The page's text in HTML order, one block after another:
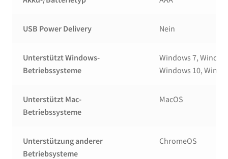
USB Power Delivery Nein
Unterstützt Windows-
Betriebssysteme
Windows 7,
Windows 10,
Unterstützt Mac-
Betriebssysteme
MacOS
Unterstützung anderer
Betriebsysteme
ChromeOS